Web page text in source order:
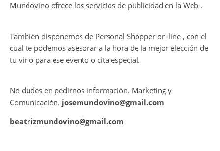
Mundovino ofrece los servicios de publicidad en la Web .
También disponemos de Personal Shopper on-line , con el
cual te podemos asesorar a la hora de la mejor elección de
tu vino para ese evento o cita especial.
No dudes en pedirnos información. Marketing y
Comunicación. josemundovino@gmail.com
beatrizmundovino@gmail.com